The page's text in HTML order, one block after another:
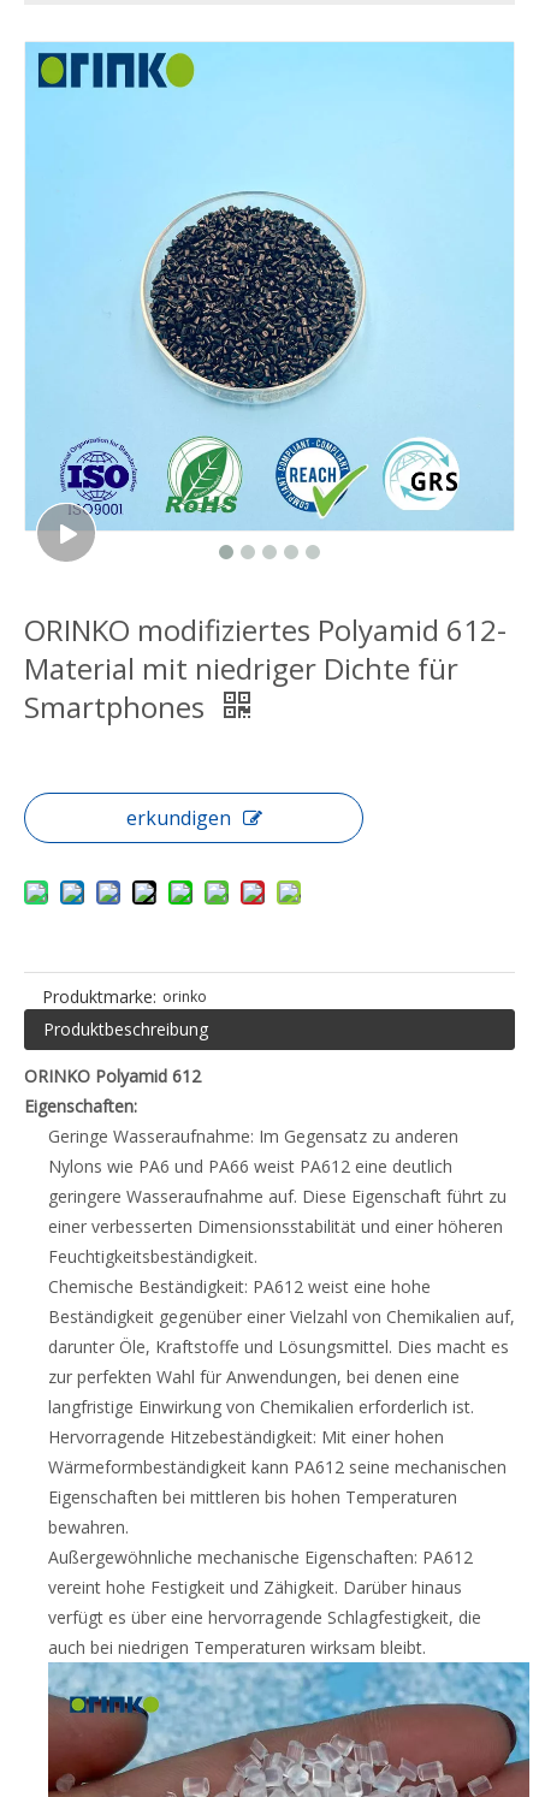
ORINKO modifiziertes Polyamid 612-
Material mit niedriger Dichte für
Smartphones
erkundigen
Produktmarke: orinko
Produktbeschreibung
ORINKO Polyamid 612
Eigenschaften:
Geringe Wasseraufnahme: Im Gegensatz zu anderen
Nylons wie PA6 und PA66 weist PA612 eine deutlich
geringere Wasseraufnahme auf. Diese Eigenschaft führt zu
einer verbesserten Dimensionsstabilität und einer höheren
Feuchtigkeitsbeständigkeit.
Chemische Beständigkeit: PA612 weist eine hohe
Beständigkeit gegenüber einer Vielzahl von Chemikalien auf,
darunter Öle, Kraftstoffe und Lösungsmittel. Dies macht es
zur perfekten Wahl für Anwendungen, bei denen eine
langfristige Einwirkung von Chemikalien erforderlich ist.
Hervorragende Hitzebeständigkeit: Mit einer hohen
Wärmeformbeständigkeit kann PA612 seine mechanischen
Eigenschaften bei mittleren bis hohen Temperaturen
bewahren.
Außergewöhnliche mechanische Eigenschaften: PA612
vereint hohe Festigkeit und Zähigkeit. Darüber hinaus
verfügt es über eine hervorragende Schlagfestigkeit, die
auch bei niedrigen Temperaturen wirksam bleibt.